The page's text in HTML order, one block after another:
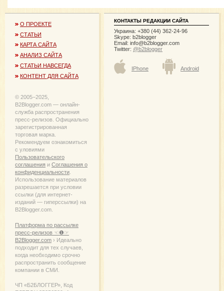
О ПРОЕКТЕ
СТАТЬИ
КАРТА САЙТА
АНАЛИЗ САЙТА
СТАТЬИ НАВСЕГДА
КОНТЕНТ ДЛЯ САЙТА
© 2005−2025,
B2Blogger.com — онлайн-
служба распространения
пресс-релизов. Официально
зарегистрированная
торговая марка.
Рекомендуем ознакомиться
с уловиями
Пользовательского
соглашения и Соглашения о
конфиденциальности
Использование материалов
разрешается при условии
ссылки (для интернет-
изданий — гиперссылки) на
B2Blogger.com.
Платформа по рассылке
пресс-релизов ☜❶☞
B2Blogger.com › Идеально
подходит для тех случаев,
когда необходимо срочно
распространить сообщение
компании в СМИ.
ЧП «Б2БЛОГГЕР», Код
КОНТАКТЫ РЕДАКЦИИ САЙТА
Украина: +380 (44) 362-24-96
Skype: b2blogger
Email: info@b2blogger.com
Twitter: @b2blogger
IPhone Android